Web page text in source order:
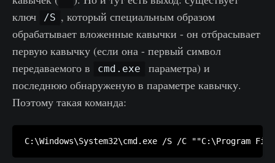
ключ
/S , который специальным образом
обрабатывает вложенные кавычки - он отбрасывает
первую кавычку (если она - первый символ
передаваемого в
cmd.exe
параметра) и
последнюю обнаруженую в параметре кавычку.
Поэтому такая команда: